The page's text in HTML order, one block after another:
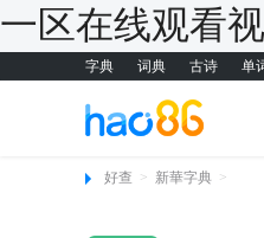
一区在线观看
字典 词典 古诗 单
好查 > 新華字典 >